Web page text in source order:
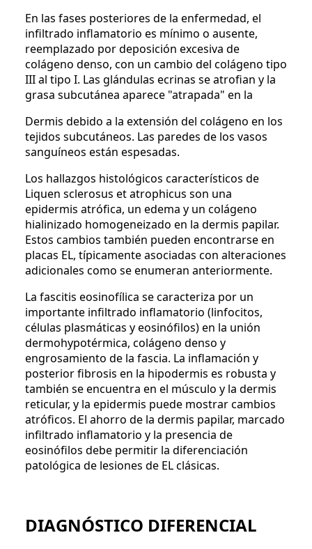
En las fases posteriores de la enfermedad, el
infiltrado inflamatorio es mínimo o ausente,
reemplazado por deposición excesiva de
colágeno denso, con un cambio del colágeno tipo
III al tipo I. Las glándulas ecrinas se atrofian y la
grasa subcutánea aparece "atrapada" en la
Dermis debido a la extensión del colágeno en los
tejidos subcutáneos. Las paredes de los vasos
sanguíneos están espesadas.
Los hallazgos histológicos característicos de
Liquen sclerosus et atrophicus son una
epidermis atrófica, un edema y un colágeno
hialinizado homogeneizado en la dermis papilar.
Estos cambios también pueden encontrarse en
placas EL, típicamente asociadas con alteraciones
adicionales como se enumeran anteriormente.
La fascitis eosinofílica se caracteriza por un
importante infiltrado inflamatorio (linfocitos,
células plasmáticas y eosinófilos) en la unión
dermohypotérmica, colágeno denso y
engrosamiento de la fascia. La inflamación y
posterior fibrosis en la hipodermis es robusta y
también se encuentra en el músculo y la dermis
reticular, y la epidermis puede mostrar cambios
atróficos. El ahorro de la dermis papilar, marcado
infiltrado inflamatorio y la presencia de
eosinófilos debe permitir la diferenciación
patológica de lesiones de EL clásicas.
DIAGNÓSTICO DIFERENCIAL